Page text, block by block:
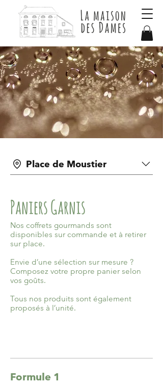
Place de Moustier
Paniers Garnis
Nos coffrets gourmands sont
disponibles sur commande et à retirer
sur place.
Envie d’une sélection sur mesure ?
Composez votre propre panier selon
vos goûts.
Tous nos produits sont également
proposés à l’unité.
Formule 1